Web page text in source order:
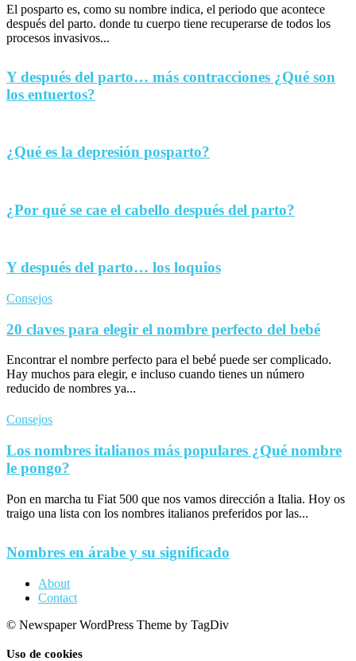
El posparto es, como su nombre indica, el periodo que acontece
después del parto. donde tu cuerpo tiene recuperarse de todos los
procesos invasivos...
Y después del parto… más contracciones ¿Qué son
los entuertos?
¿Qué es la depresión posparto?
¿Por qué se cae el cabello después del parto?
Y después del parto… los loquios
Consejos
20 claves para elegir el nombre perfecto del bebé
Encontrar el nombre perfecto para el bebé puede ser complicado.
Hay muchos para elegir, e incluso cuando tienes un número
reducido de nombres ya...
Consejos
Los nombres italianos más populares ¿Qué nombre
le pongo?
Pon en marcha tu Fiat 500 que nos vamos dirección a Italia. Hoy os
traigo una lista con los nombres italianos preferidos por las...
Nombres en árabe y su significado
About
Contact
© Newspaper WordPress Theme by TagDiv
Uso de cookies